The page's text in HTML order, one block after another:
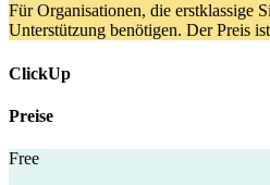
Für Organisationen, die erstklassige
Unterstützung benötigen. Der Preis
ClickUp
Preise
Free